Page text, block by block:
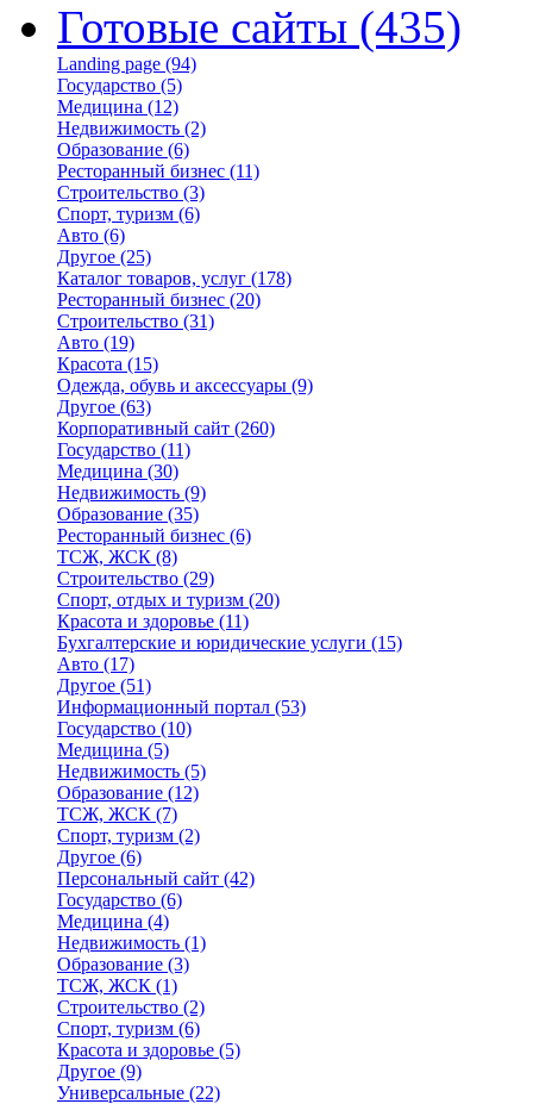
Готовые сайты (435)
Landing page (94)
Государство (5)
Медицина (12)
Недвижимость (2)
Образование (6)
Ресторанный бизнес (11)
Строительство (3)
Спорт, туризм (6)
Авто (6)
Другое (25)
Каталог товаров, услуг (178)
Ресторанный бизнес (20)
Строительство (31)
Авто (19)
Красота (15)
Одежда, обувь и аксессуары (9)
Другое (63)
Корпоративный сайт (260)
Государство (11)
Медицина (30)
Недвижимость (9)
Образование (35)
Ресторанный бизнес (6)
ТСЖ, ЖСК (8)
Строительство (29)
Спорт, отдых и туризм (20)
Красота и здоровье (11)
Бухгалтерские и юридические услуги (15)
Авто (17)
Другое (51)
Информационный портал (53)
Государство (10)
Медицина (5)
Недвижимость (5)
Образование (12)
ТСЖ, ЖСК (7)
Спорт, туризм (2)
Другое (6)
Персональный сайт (42)
Государство (6)
Медицина (4)
Недвижимость (1)
Образование (3)
ТСЖ, ЖСК (1)
Строительство (2)
Спорт, туризм (6)
Красота и здоровье (5)
Другое (9)
Универсальные (22)